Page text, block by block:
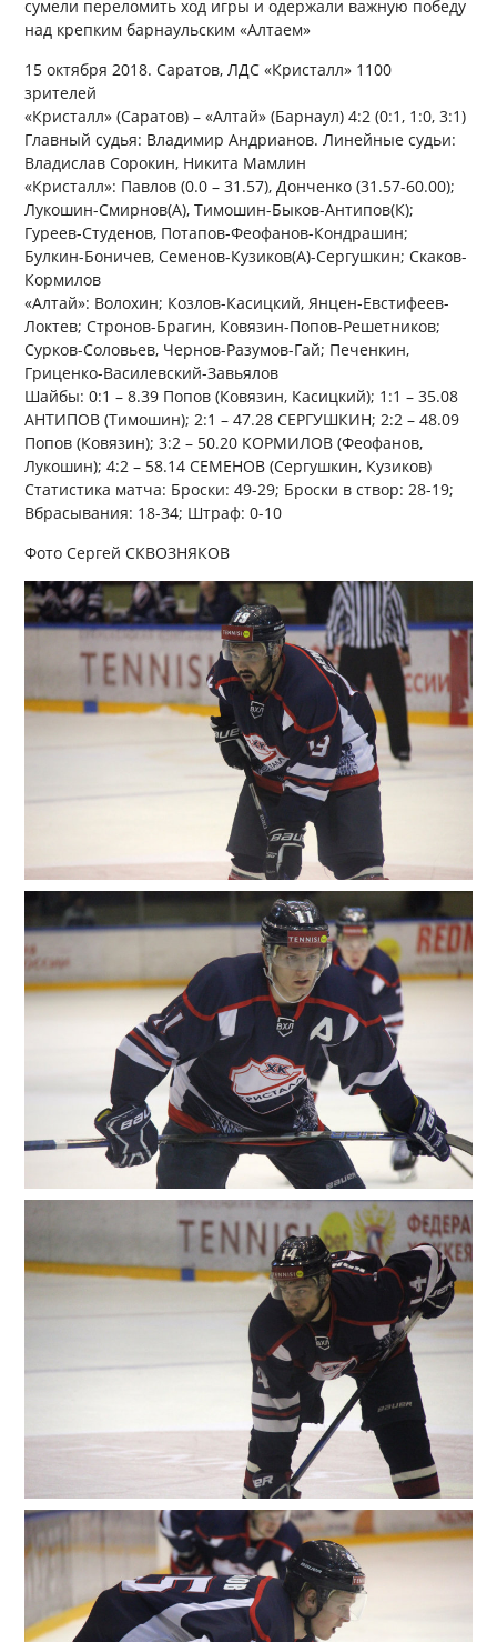
сумели переломить ход игры и одержали важную победу
над крепким барнаульским «Алтаем»
15 октября 2018. Саратов, ЛДС «Кристалл» 1100
зрителей
«Кристалл» (Саратов) – «Алтай» (Барнаул) 4:2 (0:1, 1:0, 3:1)
Главный судья: Владимир Андрианов. Линейные судьи:
Владислав Сорокин, Никита Мамлин
«Кристалл»: Павлов (0.0 – 31.57), Донченко (31.57-60.00);
Лукошин-Смирнов(А), Тимошин-Быков-Антипов(К);
Гуреев-Студенов, Потапов-Феофанов-Кондрашин;
Булкин-Боничев, Семенов-Кузиков(А)-Сергушкин; Скаков-
Кормилов
«Алтай»: Волохин; Козлов-Касицкий, Янцен-Евстифеев-
Локтев; Стронов-Брагин, Ковязин-Попов-Решетников;
Сурков-Соловьев, Чернов-Разумов-Гай; Печенкин,
Гриценко-Василевский-Завьялов
Шайбы: 0:1 – 8.39 Попов (Ковязин, Касицкий); 1:1 – 35.08
АНТИПОВ (Тимошин); 2:1 – 47.28 СЕРГУШКИН; 2:2 – 48.09
Попов (Ковязин); 3:2 – 50.20 КОРМИЛОВ (Феофанов,
Лукошин); 4:2 – 58.14 СЕМЕНОВ (Сергушкин, Кузиков)
Статистика матча: Броски: 49-29; Броски в створ: 28-19;
Вбрасывания: 18-34; Штраф: 0-10
Фото Сергей СКВОЗНЯКОВ